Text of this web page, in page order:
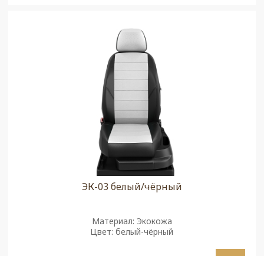
ЭК-03 белый/чёрный
Материал: Экокожа
Цвет: белый-чёрный